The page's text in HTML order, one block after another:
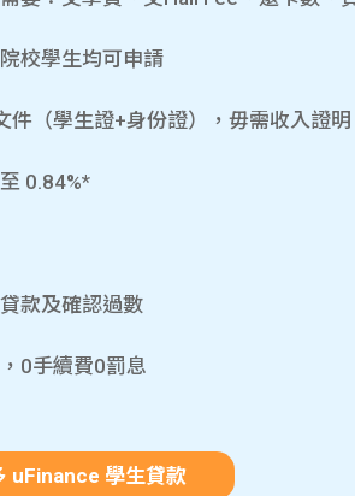
校學生均可申請
件（學生證+身份證），毋需收入證明
0.84%*
款及確認過數
0手續費0罰息
uFinance 學生貸款